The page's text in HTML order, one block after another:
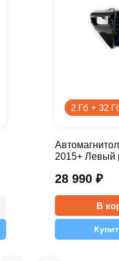
2 Гб + 32
28 990 ₽
2015+ Левый
В